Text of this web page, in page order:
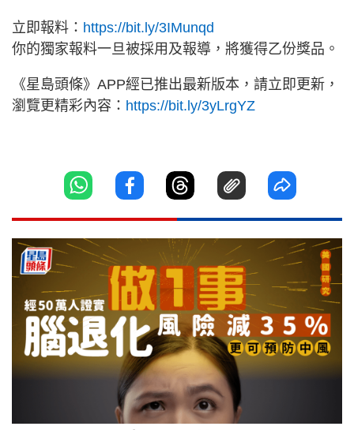
立即報料： https://bit.ly/3IMunqd
你的獨家報料一旦被採用及報導，將獲得乙份獎品。
《星島頭條》APP經已推出最新版本，請立即更新，
瀏覽更精彩內容： https://bit.ly/3yLrgYZ